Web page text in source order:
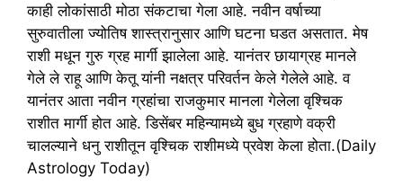
काही लोकांसाठी मोठा संकटाचा गेला आहे. नवीन वर्षाच्या
सुरुवातीला ज्योतिष शास्त्रानुसार आणि घटना घडत असतात. मेष
राशी मधून गुरु ग्रह मार्गी झालेला आहे. यानंतर छायाग्रह मानले
गेले ले राहू आणि केतू यांनी नक्षत्र परिवर्तन केले गेलेले आहे. व
यानंतर आता नवीन ग्रहांचा राजकुमार मानला गेलेला वृश्चिक
राशीत मार्गी होत आहे. डिसेंबर महिन्यामध्ये बुध ग्रहाणे वक्री
चालल्याने धनु राशीतून वृश्चिक राशीमध्ये प्रवेश केला होता.(Daily
Astrology Today)